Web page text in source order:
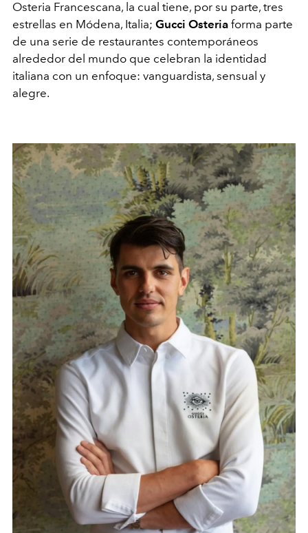
Osteria Francescana, la cual tiene, por su parte, tres
estrellas en Módena, Italia; Gucci Osteria forma parte
de una serie de restaurantes contemporáneos
alrededor del mundo que celebran la identidad
italiana con un enfoque: vanguardista, sensual y
alegre.